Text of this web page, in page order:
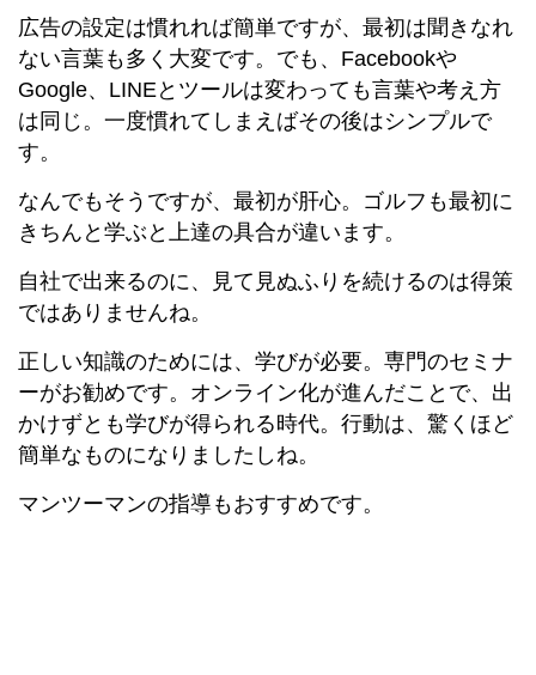
広告の設定は慣れれば簡単ですが、最初は聞きなれ
ない言葉も多く大変です。でも、Facebookや
Google、LINEとツールは変わっても言葉や考え方
は同じ。一度慣れてしまえばその後はシンプルで
す。
なんでもそうですが、最初が肝心。ゴルフも最初に
きちんと学ぶと上達の具合が違います。
自社で出来るのに、見て見ぬふりを続けるのは得策
ではありませんね。
正しい知識のためには、学びが必要。専門のセミナ
ーがお勧めです。オンライン化が進んだことで、出
かけずとも学びが得られる時代。行動は、驚くほど
簡単なものになりましたしね。
マンツーマンの指導もおすすめです。